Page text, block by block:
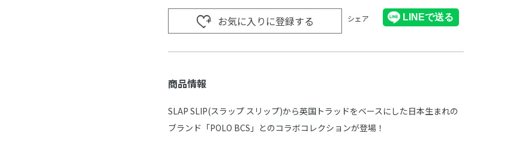
お気に入りに登録する シェア
商品情報
SLAP SLIP(スラップ スリップ)から英国トラッドをベースにした日本生まれの
ブランド「POLO BCS」とのコラボコレクションが登場！